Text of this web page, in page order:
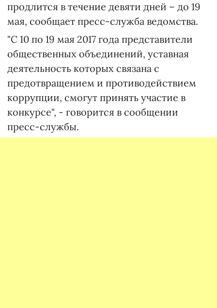
продлится в течение девяти дней – до 19
мая, сообщает пресс-служба ведомства.
"С 10 по 19 мая 2017 года представители
общественных объединений, уставная
деятельность которых связана с
предотвращением и противодействием
коррупции, смогут принять участие в
конкурсе", - говорится в сообщении
пресс-службы.